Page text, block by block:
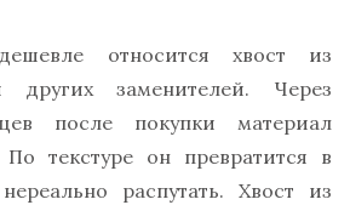
относится хвост из
других заменителей. Через
после покупки материал
По текстуре он превратится в
распутать. Хвост из